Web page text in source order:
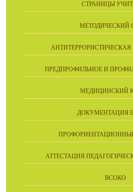
СТРАНИЦЫ
МЕТОДИЧЕСКИЙ
АНТИТЕРРОРИСТИЧЕСКАЯ
ПРЕДПРОФИЛЬНОЕ И
МЕДИЦИНСКИЙ
ДОКУМЕНТАЦИЯ
АТТЕСТАЦИЯ
ВСОКО